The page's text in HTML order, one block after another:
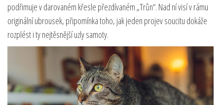
podřimuje v darovaném křesle přezdívaném „Trůn“. Nad ní visí v rámu
originální ubrousek, připomínka toho, jak jeden projev soucitu dokáže
rozplést i ty nejtěsnější uzly samoty.